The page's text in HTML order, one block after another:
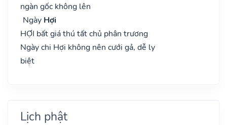
ngàn gốc không lên
Ngày Hợi
HỢI bất giá thú tất chủ phân trương
Ngày chi Hợi không nên cưới gả, dễ ly
biệt
Lịch phật